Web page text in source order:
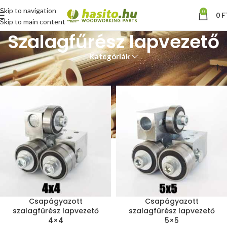
Skip to navigation
Skip to main content
0 0
Szalagfűrész lapvezető
Kategóriák
Kezdőlap Szalagfűrész lapvezető 2. oldal
Csapágyazott
szalagfűrész lapvezető
4×4
Csapágyazott
szalagfűrész lapvezető
5×5